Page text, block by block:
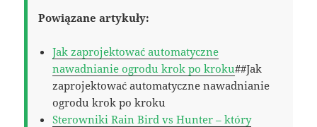
Powiązane artykuły:
Jak zaprojektować automatyczne
nawadnianie ogrodu krok po kroku##Jak
zaprojektować automatyczne nawadnianie
ogrodu krok po kroku
Sterowniki Rain Bird vs Hunter – który